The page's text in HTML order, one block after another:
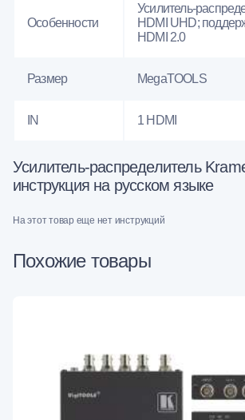
Особенности
Усилитель-
HDMI UHD;
HDMI 2.0
Размер MegaTOOLS
IN 1 HDMI
Усилитель-распределитель
инструкция на русском языке
На этот товар еще нет инструкций
Похожие товары